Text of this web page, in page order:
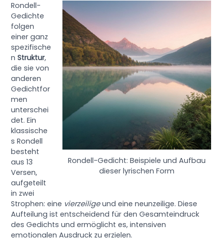
Rondell-Gedicht: Beispiele und Aufbau
dieser lyrischen Form
Rondell-
Gedichte
folgen
einer ganz
spezifische
nStruktur,
die sie von
anderen
Gedichtfor
men
unterschei
det. Ein
klassische
s Rondell
besteht
aus 13
Versen,
aufgeteilt
in zwei
Strophen: eine vierzeiligeund eine neunzeilige. Diese
Aufteilung ist entscheidend für den Gesamteindruck
des Gedichts und ermöglicht es, intensiven
emotionalen Ausdruck zu erzielen.